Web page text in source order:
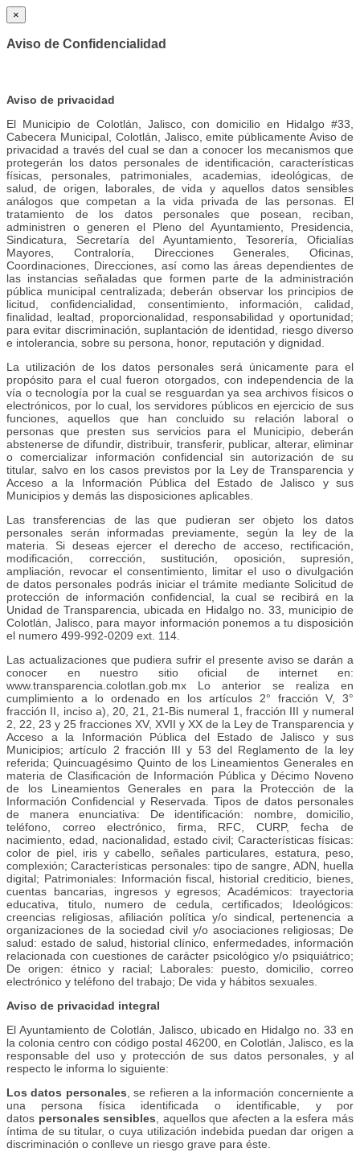
×
Aviso de Confidencialidad
Aviso de privacidad
El Municipio de Colotlán, Jalisco, con domicilio en Hidalgo #33,
Cabecera Municipal, Colotlán, Jalisco, emite públicamente Aviso de
privacidad a través del cual se dan a conocer los mecanismos que
protegerán los datos personales de identificación, características
físicas, personales, patrimoniales, academias, ideológicas, de
salud, de origen, laborales, de vida y aquellos datos sensibles
análogos que competan a la vida privada de las personas. El
tratamiento de los datos personales que posean, reciban,
administren o generen el Pleno del Ayuntamiento, Presidencia,
Sindicatura, Secretaría del Ayuntamiento, Tesorería, Oficialías
Mayores, Contraloría, Direcciones Generales, Oficinas,
Coordinaciones, Direcciones, así como las áreas dependientes de
las instancias señaladas que formen parte de la administración
pública municipal centralizada; deberán observar los principios de
licitud, confidencialidad, consentimiento, información, calidad,
finalidad, lealtad, proporcionalidad, responsabilidad y oportunidad;
para evitar discriminación, suplantación de identidad, riesgo diverso
e intolerancia, sobre su persona, honor, reputación y dignidad.
La utilización de los datos personales será únicamente para el
propósito para el cual fueron otorgados, con independencia de la
vía o tecnología por la cual se resguardan ya sea archivos físicos o
electrónicos, por lo cual, los servidores públicos en ejercicio de sus
funciones, aquellos que han concluido su relación laboral o
personas que presten sus servicios para el Municipio, deberán
abstenerse de difundir, distribuir, transferir, publicar, alterar, eliminar
o comercializar información confidencial sin autorización de su
titular, salvo en los casos previstos por la Ley de Transparencia y
Acceso a la Información Pública del Estado de Jalisco y sus
Municipios y demás las disposiciones aplicables.
Las transferencias de las que pudieran ser objeto los datos
personales serán informadas previamente, según la ley de la
materia. Si deseas ejercer el derecho de acceso, rectificación,
modificación, corrección, sustitución, oposición, supresión,
ampliación, revocar el consentimiento, limitar el uso o divulgación
de datos personales podrás iniciar el trámite mediante Solicitud de
protección de información confidencial, la cual se recibirá en la
Unidad de Transparencia, ubicada en Hidalgo no. 33, municipio de
Colotlán, Jalisco, para mayor información ponemos a tu disposición
el numero 499-992-0209 ext. 114.
Las actualizaciones que pudiera sufrir el presente aviso se darán a
conocer en nuestro sitio oficial de internet en:
www.transparencia.colotlan.gob.mx Lo anterior se realiza en
cumplimiento a lo ordenado en los artículos 2° fracción V, 3°
fracción II, inciso a), 20, 21, 21-Bis numeral 1, fracción III y numeral
2, 22, 23 y 25 fracciones XV, XVII y XX de la Ley de Transparencia y
Acceso a la Información Pública del Estado de Jalisco y sus
Municipios; artículo 2 fracción III y 53 del Reglamento de la ley
referida; Quincuagésimo Quinto de los Lineamientos Generales en
materia de Clasificación de Información Pública y Décimo Noveno
de los Lineamientos Generales en para la Protección de la
Información Confidencial y Reservada. Tipos de datos personales
de manera enunciativa: De identificación: nombre, domicilio,
teléfono, correo electrónico, firma, RFC, CURP, fecha de
nacimiento, edad, nacionalidad, estado civil; Características físicas:
color de piel, iris y cabello, señales particulares, estatura, peso,
complexión; Características personales: tipo de sangre, ADN, huella
digital; Patrimoniales: Información fiscal, historial crediticio, bienes,
cuentas bancarias, ingresos y egresos; Académicos: trayectoria
educativa, titulo, numero de cedula, certificados; Ideológicos:
creencias religiosas, afiliación política y/o sindical, pertenencia a
organizaciones de la sociedad civil y/o asociaciones religiosas; De
salud: estado de salud, historial clínico, enfermedades, información
relacionada con cuestiones de carácter psicológico y/o psiquiátrico;
De origen: étnico y racial; Laborales: puesto, domicilio, correo
electrónico y teléfono del trabajo; De vida y hábitos sexuales.
Aviso de privacidad integral
El Ayuntamiento de Colotlán, Jalisco, ubicado en Hidalgo no. 33 en
la colonia centro con código postal 46200, en Colotlán, Jalisco, es la
responsable del uso y protección de sus datos personales, y al
respecto le informa lo siguiente:
Los datos personales , se refieren a la información concerniente a
una persona física identificada o identificable, y por
datos personales sensibles , aquellos que afecten a la esfera más
íntima de su titular, o cuya utilización indebida puedan dar origen a
discriminación o conlleve un riesgo grave para éste.